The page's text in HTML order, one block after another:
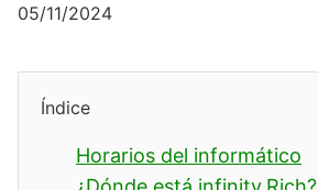
05/11/2024
Índice
Horarios del informático